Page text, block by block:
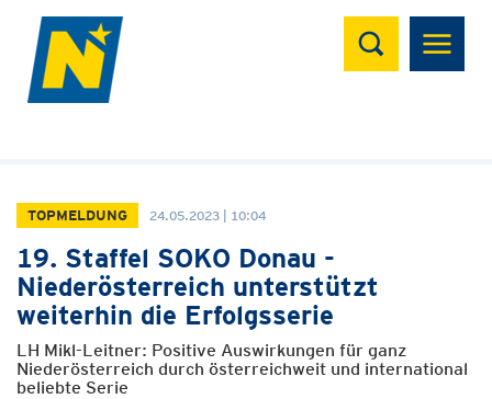
Suchen
TOPMELDUNG 24.05.2023 | 10:04
19. Staffel SOKO Donau -
Niederösterreich unterstützt
weiterhin die Erfolgsserie
LH Mikl-Leitner: Positive Auswirkungen für ganz
Niederösterreich durch österreichweit und international
beliebte Serie